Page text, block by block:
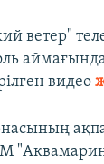
ветер"
видео